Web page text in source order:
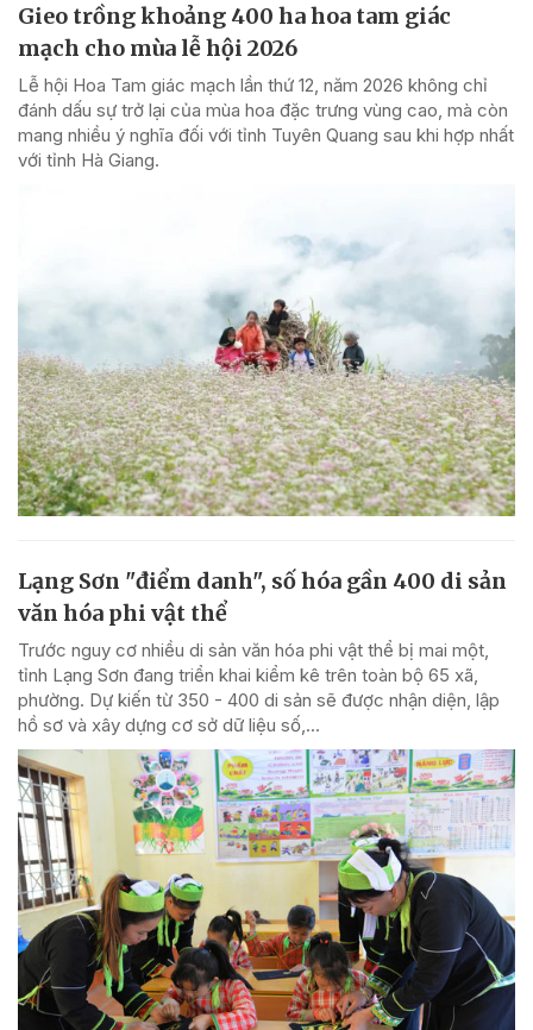
Gieo trồng khoảng 400 ha hoa tam giác
mạch cho mùa lễ hội 2026
Lễ hội Hoa Tam giác mạch lần thứ 12, năm 2026 không chỉ
đánh dấu sự trở lại của mùa hoa đặc trưng vùng cao, mà còn
mang nhiều ý nghĩa đối với tỉnh Tuyên Quang sau khi hợp nhất
với tỉnh Hà Giang.
Lạng Sơn "điểm danh", số hóa gần 400 di sản
văn hóa phi vật thể
Trước nguy cơ nhiều di sản văn hóa phi vật thể bị mai một,
tỉnh Lạng Sơn đang triển khai kiểm kê trên toàn bộ 65 xã,
phường. Dự kiến từ 350 - 400 di sản sẽ được nhận diện, lập
hồ sơ và xây dựng cơ sở dữ liệu số,...